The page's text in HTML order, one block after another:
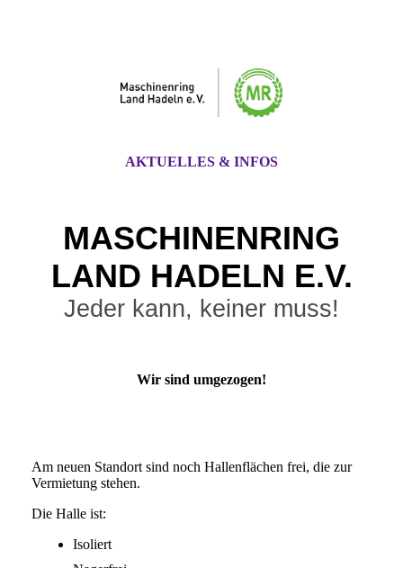
AKTUELLES & INFOS
MASCHINENRING
LAND HADELN E.V.
Jeder kann, keiner muss!
Wir sind umgezogen!
Am neuen Standort sind noch Hallenflächen frei, die zur
Vermietung stehen.
Die Halle ist:
Isoliert